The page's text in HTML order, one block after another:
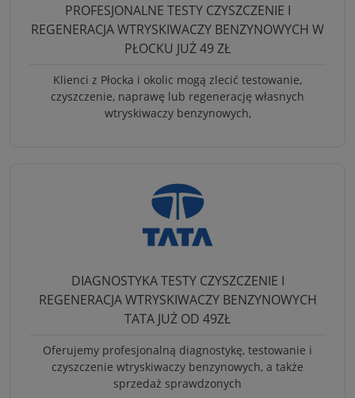
PROFESJONALNE TESTY CZYSZCZENIE I
REGENERACJA WTRYSKIWACZY BENZYNOWYCH W
PŁOCKU JUŻ 49 ZŁ
Klienci z Płocka i okolic mogą zlecić testowanie,
czyszczenie, naprawę lub regenerację własnych
wtryskiwaczy benzynowych,
DIAGNOSTYKA TESTY CZYSZCZENIE I
REGENERACJA WTRYSKIWACZY BENZYNOWYCH
TATA JUŻ OD 49ZŁ
Oferujemy profesjonalną diagnostykę, testowanie i
czyszczenie wtryskiwaczy benzynowych, a także
sprzedaż sprawdzonych